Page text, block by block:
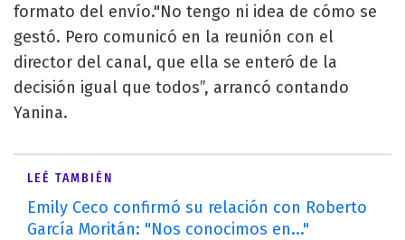
formato del envío."No tengo ni idea de cómo se
gestó. Pero comunicó en la reunión con el
director del canal, que ella se enteró de la
decisión igual que todos”, arrancó contando
Yanina.
LEÉ TAMBIÉN
Emily Ceco confirmó su relación con Roberto
García Moritán: "Nos conocimos en..."